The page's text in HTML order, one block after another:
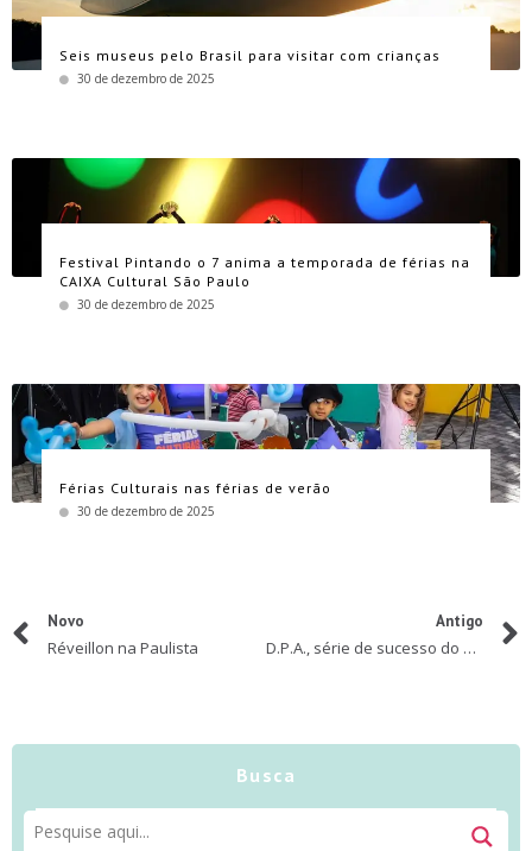
Seis museus pelo Brasil para visitar com crianças
30 de dezembro de 2025
Festival Pintando o 7 anima a temporada de férias na
CAIXA Cultural São Paulo
30 de dezembro de 2025
Férias Culturais nas férias de verão
30 de dezembro de 2025
Novo
Réveillon na Paulista
Antigo
D.P.A., série de sucesso do Gloob, chega a São Paulo com nova peça
Busca